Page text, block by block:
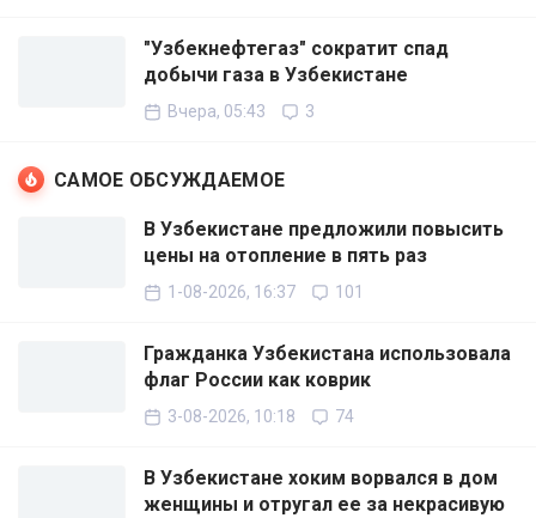
"Узбекнефтегаз" сократит спад
добычи газа в Узбекистане
Вчера, 05:43 3
САМОЕ ОБСУЖДАЕМОЕ
В Узбекистане предложили повысить
цены на отопление в пять раз
1-08-2026, 16:37 101
Гражданка Узбекистана использовала
флаг России как коврик
3-08-2026, 10:18 74
В Узбекистане хоким ворвался в дом
женщины и отругал ее за некрасивую